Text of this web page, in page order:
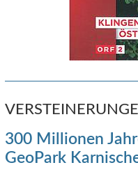
300 Millionen
GeoPark